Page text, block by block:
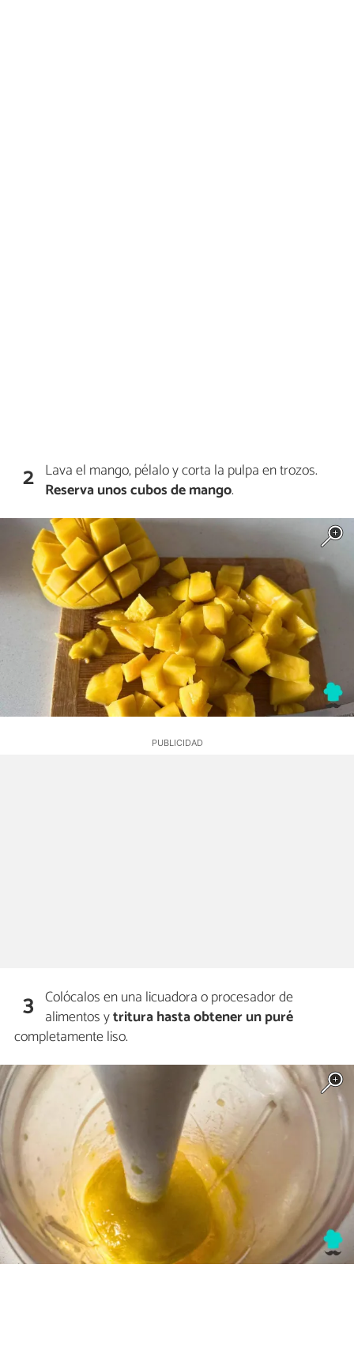
2 Lava el mango, pélalo y corta la pulpa en trozos.
Reserva unos cubos de mango.
3 Colócalos en una licuadora o procesador de
alimentos ytritura hasta obtener un puré
completamente liso.